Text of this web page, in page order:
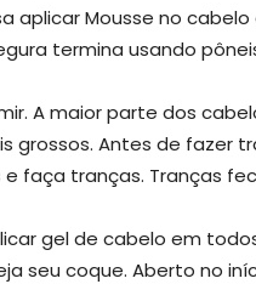
aplicar Mousse no
termina usando
A maior parte dos
grossos. Antes de fazer
faça tranças. Tranças
gel de cabelo em
seu coque. Aberto no